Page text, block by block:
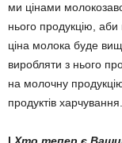
ми цінами
нього продукцію,
ціна молока буде
виробляти з нього
на молочну
продуктів харчу­вання.